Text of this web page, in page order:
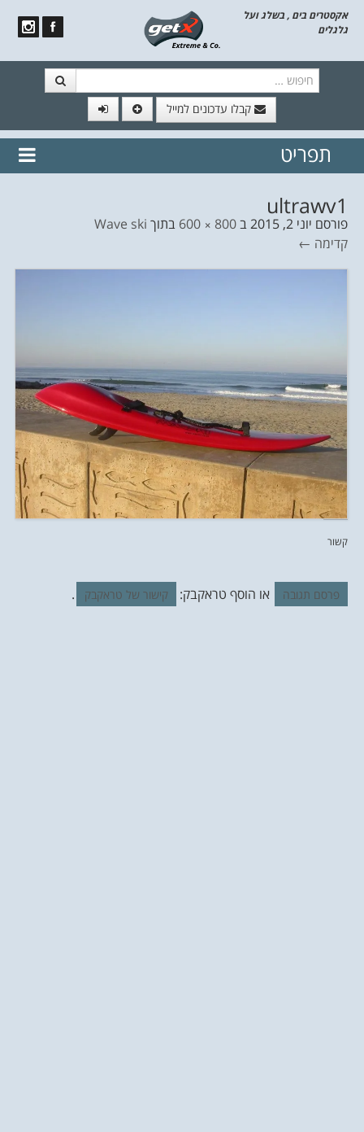
אקסטרים בים , בשלג ועל
גלגלים
קבלו עדכונים למייל
// הצטרף לרשימת תפוצה!
נשמח
תפריט
ultrawv1
פורסם יוני 2, 2015 ב800 × 600 בתוך Wave ski
קדימה ←
קשור
פרסם תגובה או הוסף טראקבק: קישור של טראקבק .